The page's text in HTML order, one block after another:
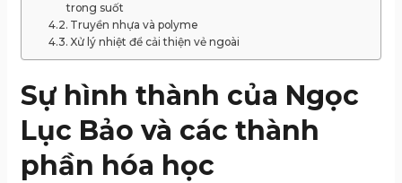
trong suốt
Truyền nhựa và polyme
Xử lý nhiệt để cải thiện vẻ ngoài
Sự hình thành của Ngọc
Lục Bảo và các thành
phần hóa học